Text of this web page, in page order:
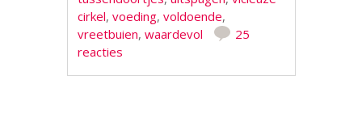
cirkel,voeding,voldoende,
vreetbuien,waardevol
25
reacties